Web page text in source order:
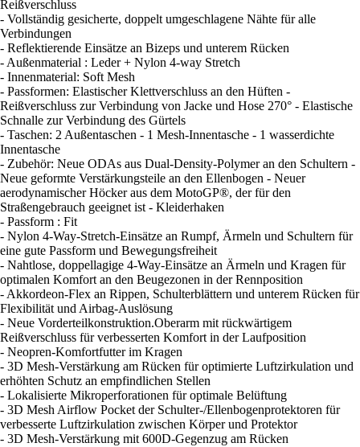
Reißverschluss
- Vollständig gesicherte, doppelt umgeschlagene Nähte für alle
Verbindungen
- Reflektierende Einsätze an Bizeps und unterem Rücken
- Außenmaterial : Leder + Nylon 4-way Stretch
- Innenmaterial: Soft Mesh
- Passformen: Elastischer Klettverschluss an den Hüften -
Reißverschluss zur Verbindung von Jacke und Hose 270° - Elastische
Schnalle zur Verbindung des Gürtels
- Taschen: 2 Außentaschen - 1 Mesh-Innentasche - 1 wasserdichte
Innentasche
- Zubehör: Neue ODAs aus Dual-Density-Polymer an den Schultern -
Neue geformte Verstärkungsteile an den Ellenbogen - Neuer
aerodynamischer Höcker aus dem MotoGP®, der für den
Straßengebrauch geeignet ist - Kleiderhaken
- Passform : Fit
- Nylon 4-Way-Stretch-Einsätze an Rumpf, Ärmeln und Schultern für
eine gute Passform und Bewegungsfreiheit
- Nahtlose, doppellagige 4-Way-Einsätze an Ärmeln und Kragen für
optimalen Komfort an den Beugezonen in der Rennposition
- Akkordeon-Flex an Rippen, Schulterblättern und unterem Rücken für
Flexibilität und Airbag-Auslösung
- Neue Vorderteilkonstruktion.Oberarm mit rückwärtigem
Reißverschluss für verbesserten Komfort in der Laufposition
- Neopren-Komfortfutter im Kragen
- 3D Mesh-Verstärkung am Rücken für optimierte Luftzirkulation und
erhöhten Schutz an empfindlichen Stellen
- Lokalisierte Mikroperforationen für optimale Belüftung
- 3D Mesh Airflow Pocket der Schulter-/Ellenbogenprotektoren für
verbesserte Luftzirkulation zwischen Körper und Protektor
- 3D Mesh-Verstärkung mit 600D-Gegenzug am Rücken